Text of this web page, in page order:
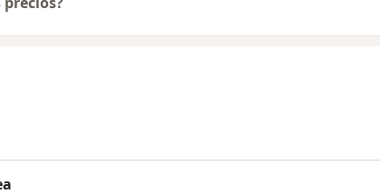
define como persona y mi objetivo es ayudarte a
desde la consciencia de tu ser.